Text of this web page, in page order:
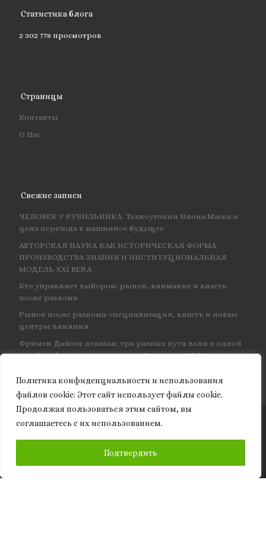
Политика конфиденциальности и использования
файлов сookie: Этот сайт использует файлы cookie.
Продолжая пользоваться этим сайтом, вы
соглашаетесь с их использованием.
Подтвердить
Статистика блога
2 302 778 просмотров
Страницы
Контакты
О Нас
Свежие записи
ЧЕЛОВЕК У РУБИЛЬНИКА. Техноутопия Илона Маска и
цена перехода в машинное будущее
АВТОРСКАЯ НАУКА КАК ИСТОРИЧЕСКАЯ ФОРМА
ПРОИЗВОДСТВА ЗНАНИЯ И ИНСТИТУЦИОНАЛЬНАЯ
МОДЕЛЬ XXI ВЕКА
Кто управляет выбором: рынок, внимание и власть
после разлома
Рынок после разлома: специализация, власть и новые
центры влияния
Фримен Дайсон доказал: три разных пути вели к одной
и той же физике — и навсегда объединил КЭД
© 2026Granite of science– Все права защищены